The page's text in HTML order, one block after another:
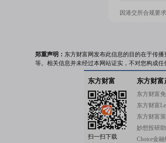
因港交所合规要
郑重声明： 东方财富网发布此信息的目的在于传
等。相关信息并未经过本网站证实，不对您构成任
东方财富
扫一扫下载
东方财富
东方财富
东方财富
东方财富
妙想投研
Choice金融